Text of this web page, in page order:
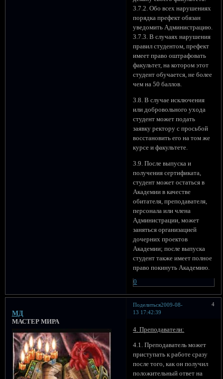
3.7.2. Обо всех нарушениях
порядка префект обязан
уведомить Администрацию.
3.7.3. В случаях нарушения
правил студентом, префект
имеет право оштрафовать
факультет, на котором этот
студент обучается, не более
чем на 50 баллов.
3.8. В случае исключения
или добровольного ухода
студент может подать
заявку ректору с просьбой
восстановить его на том же
курсе и факультете.
3.9. После выпуска и
получения сертификата,
студент может остаться в
Академии в качестве
обитателя, преподавателя,
персонала или члена
Администрации, может
заняться организацией
дочерних проектов
Академии; после выпуска
студент также имеет полное
право покинуть Академию.
0
Поделиться 4
2009-08-
13 17:42:39
МД
МАСТЕР МИРА
4. Преподаватели:
4.1. Преподаватель может
приступать к работе сразу
после того, как он получил
положительный ответ на